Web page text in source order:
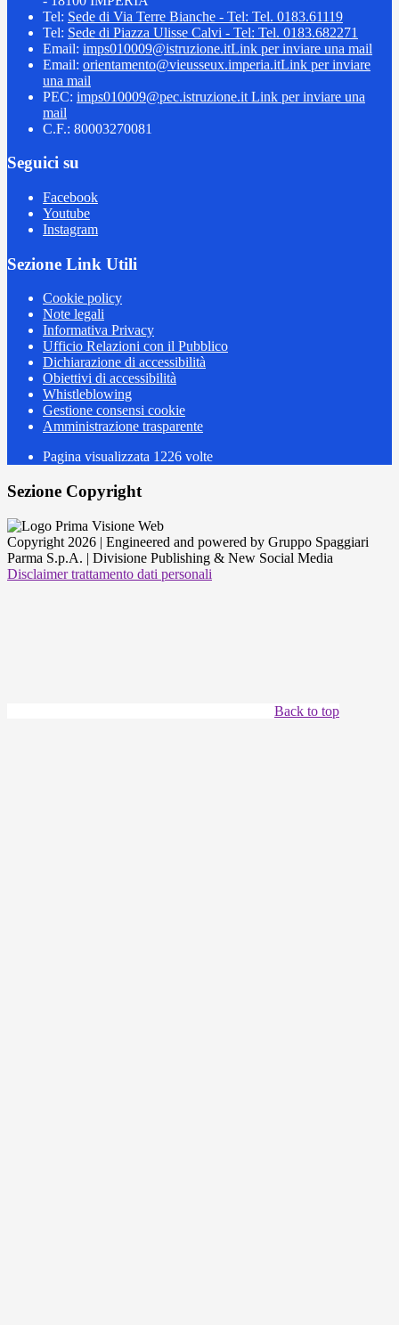
Tel: Sede di Via Terre Bianche - Tel: Tel. 0183.61119
Tel: Sede di Piazza Ulisse Calvi - Tel: Tel. 0183.682271
Email: imps010009@istruzione.itLink per inviare una mail
Email: orientamento@vieusseux.imperia.itLink per inviare
una mail
PEC: imps010009@pec.istruzione.it Link per inviare una
mail
C.F.: 80003270081
Seguici su
Facebook
Youtube
Instagram
Sezione Link Utili
Cookie policy
Note legali
Informativa Privacy
Ufficio Relazioni con il Pubblico
Dichiarazione di accessibilità
Obiettivi di accessibilità
Whistleblowing
Gestione consensi cookie
Amministrazione trasparente
Pagina visualizzata 1226 volte
Sezione Copyright
Copyright 2026 | Engineered and powered by Gruppo Spaggiari
Parma S.p.A. | Divisione Publishing & New Social Media
Disclaimer trattamento dati personali
Back to top